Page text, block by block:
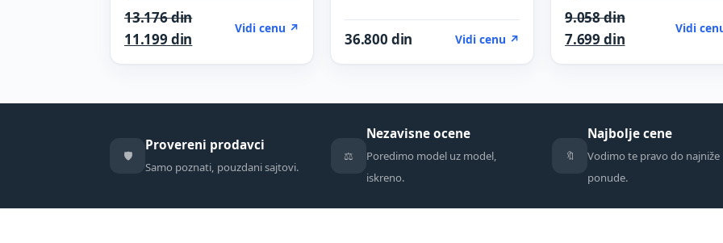
13.176dinOriginal price was: 13.176 din.
11.199 din Current price is: 11.199 din.
Vidi cenu ↗
36.800 din Vidi cenu ↗
9.058dinOriginal price
7.699 dinCurrent price
Vidi
🛡️
Provereni prodavci
Samo poznati, pouzdani sajtovi.
⚖️
Nezavisne ocene
Poredimo model uz model,
iskreno.
🔖
Najbolje cene
Vodimo te pravo do najniže
ponude.